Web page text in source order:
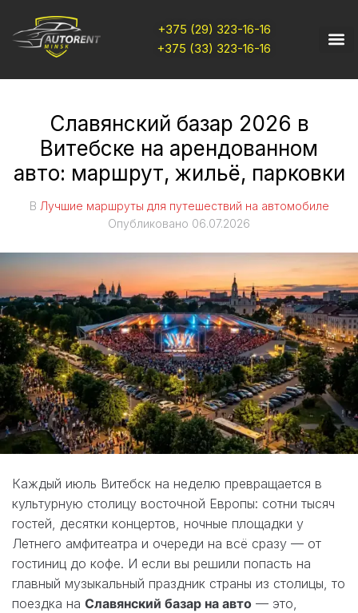
+375 (29) 323-16-16
+375 (33) 323-16-16
Славянский базар 2026 в
Витебске на арендованном
авто: маршрут, жильё, парковки
В Лучшие маршруты для путешествий на автомобиле
Опубликовано 06.07.2026
Каждый июль Витебск на неделю превращается в
культурную столицу восточной Европы: сотни тысяч
гостей, десятки концертов, ночные площадки у
Летнего амфитеатра и очереди на всё сразу — от
гостиниц до кофе. И если вы решили попасть на
главный музыкальный праздник страны из столицы, то
поездка на Славянский базар на авто — это,